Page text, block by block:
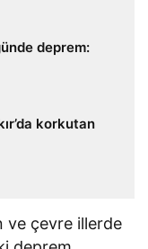
deprem:
korkutan
ve çevre illerde